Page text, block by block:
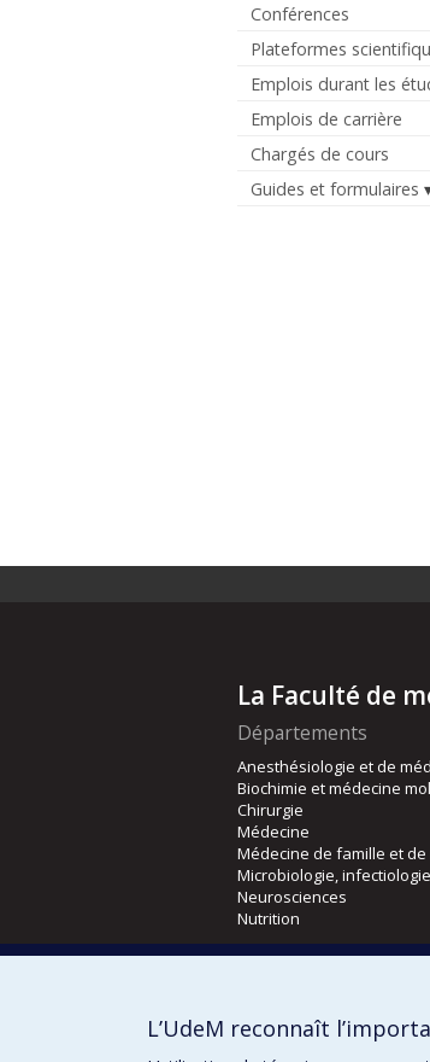
Conférences
Plateformes
Emplois durant les
Emplois de carrière
Chargés de cours
Guides et formulaires
La Faculté de
Départements
Anesthésiologie et de
Biochimie et médecine
Chirurgie
Médecine
Médecine de famille et de
Microbiologie,
Neurosciences
Nutrition
Orthophonie et audiologie
L’UdeM reconnaît